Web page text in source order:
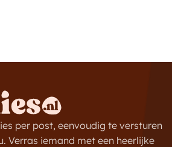
per post, eenvoudig te versturen
Verras iemand met een heerlijke